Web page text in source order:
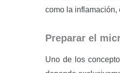
como la inflamación,
Preparar el
Uno de los